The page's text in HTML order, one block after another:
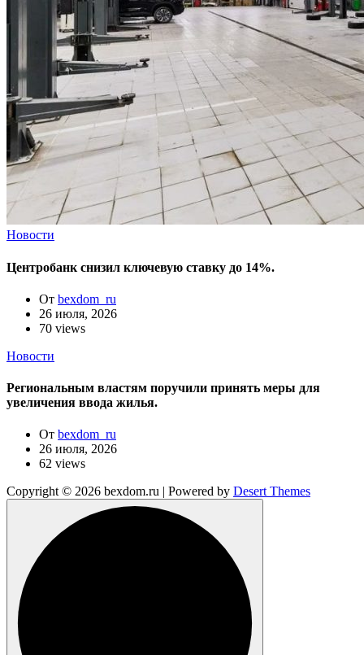
Новости
Центробанк снизил ключевую ставку до 14%.
От bexdom_ru
26 июля, 2026
70 views
Новости
Региональным властям поручили принять меры для
увеличения ввода жилья.
От bexdom_ru
26 июля, 2026
62 views
Copyright © 2026 bexdom.ru | Powered by Desert Themes